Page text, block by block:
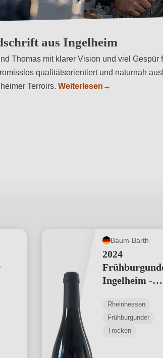
aus Ingelheim
Thomas mit klarer Vision und viel Gespür
qualitätsorientiert und naturnah
Terroirs. Weiterlesen →
Baum-Barth
2024
Ingelheim -
Rheinhessen
Frühburgunder
Trocken